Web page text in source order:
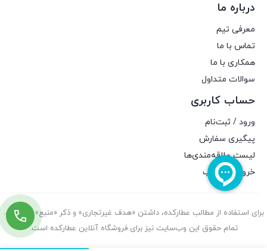
درباره ما
معرفی تیم
تماس با ما
همکاری با ما
سوالات متداول
حساب کاربری
ورود / ثبت‌نام
پیگیری سفارش
لیست علاقه‌مندی‌ها
خروج از حساب
برای استفاده از مطالب عطارکده، داشتن «هدف غیرتجاری» و ذکر «منبع» کافیست.
تمام حقوق اين وب‌سايت نیز برای فروشگاه آنلاین عطارکده است.